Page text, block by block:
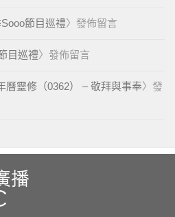
節目巡禮〉發佈留言
目巡禮〉發佈留言
曆靈修（0362） – 敬拜與事奉〉發